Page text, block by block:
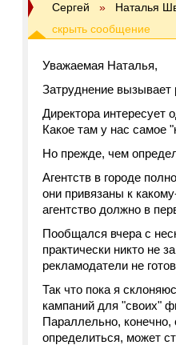
Сергей » Наталья
Уважаемая Наталья,
Затруднение вызывает
Директора интересует
Какое там у нас самое
Но прежде, чем
Агентств в городе
они привязаны к
агентство должно в
Пообщался вчера с
практически никто не
рекламодатели не
Так что пока я
кампаний для "своих"
Параллельно, конечно,
определиться, может